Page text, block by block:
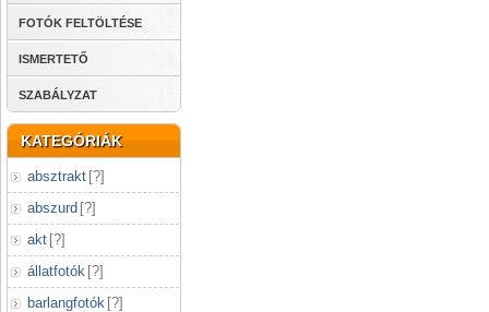
FOTÓK FELTÖLTÉSE
ISMERTETŐ
SZABÁLYZAT
KATEGÓRIÁK
absztrakt [?]
abszurd [?]
akt [?]
állatfotók [?]
barlangfotók [?]